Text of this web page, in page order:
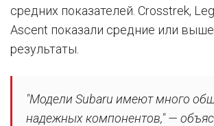
средних показателей. Crosstrek,
Ascent показали средние или
результаты.
"Модели Subaru имеют много
надежных компонентов," —